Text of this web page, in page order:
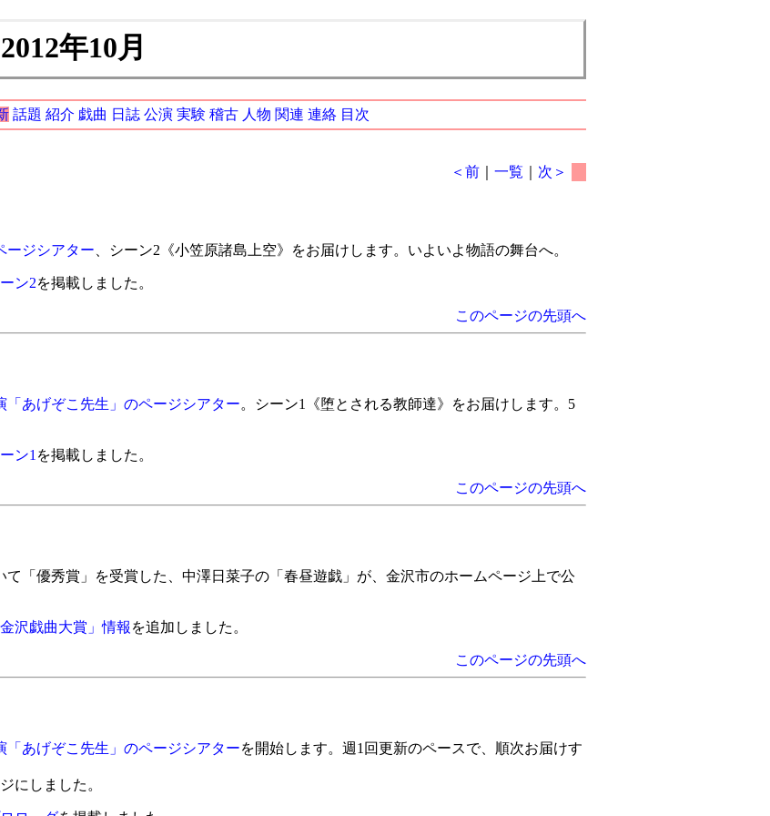
年10月
話題 紹介 戯曲 日誌 公演 実験 稽古 人物 関連 連絡 目次
＜前 ｜一覧 次＞
ージシアター 、シーン2《小笠原諸島上空》をお届けします。いよいよ物語の舞台へ。
ン2を掲載しました。
このページの先頭へ
「あげぞこ先生」のページシアター。シーン1《堕とされる教師達》をお届けします。5
ン1 を掲載しました。
このページの先頭へ
て「優秀賞」を受賞した、中澤日菜子の「春昼遊戯」が、金沢市のホームページ上で公
沢戯曲大賞」情報 を追加しました。
このページの先頭へ
「あげぞこ先生」のページシアターを開始します。週1回更新のペースで、順次お届けす
にしました。